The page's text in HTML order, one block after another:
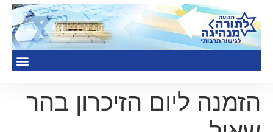
הזמנה ליום הזיכרון בהר